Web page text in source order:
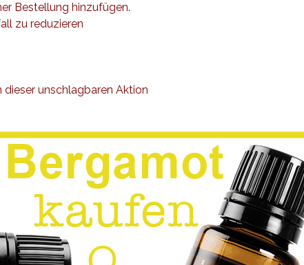
Bestellung hinzufügen.
zu reduzieren
dieser unschlagbaren Aktion